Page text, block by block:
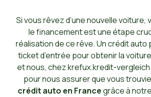
Si vous rêvez d’une nouvelle voiture,
le financement est une étape
réalisation de ce rêve. Un crédit
ticket d’entrée pour obtenir la
et nous, chez krefux.kredit-
pour nous assurer que vous
crédit auto en Francegrâce à